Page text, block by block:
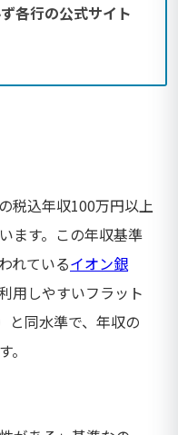
各行の公式サイト
税込年収100万円以上
ます。この年収基準
れているイオン銀
用しやすいフラット
と同水準で、年収の